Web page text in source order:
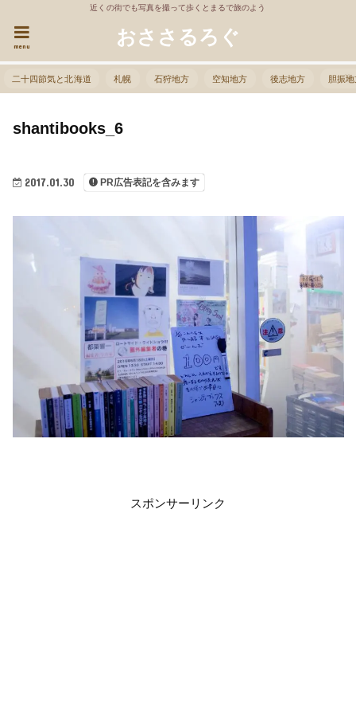
近くの街でも写真を撮って歩くとまるで旅のよう
おささるろぐ
menu
二十四節気と北海道 札幌 石狩地方 空知地方 後志地方 胆振
2017.01.30 PR広告表記を含みます
shantibooks_6
スポンサーリンク